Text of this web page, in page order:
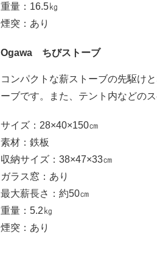
重量：16.5㎏
煙突：あり
Ogawa ちびストーブ
コンパクトな薪ストーブの先駆け
ーブです。また、テント内などの
サイズ：28×40×150㎝
素材：鉄板
収納サイズ：38×47×33㎝
ガラス窓：あり
最大薪長さ：約50㎝
重量：5.2㎏
煙突：あり